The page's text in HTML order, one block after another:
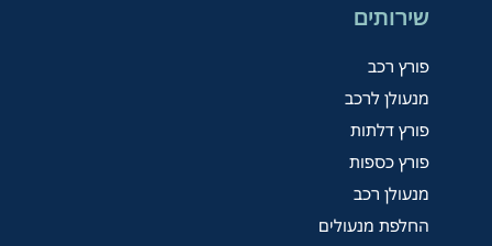
שירותים
פורץ רכב
מנעולן לרכב
פורץ דלתות
פורץ כספות
מנעולן רכב
החלפת מנעולים